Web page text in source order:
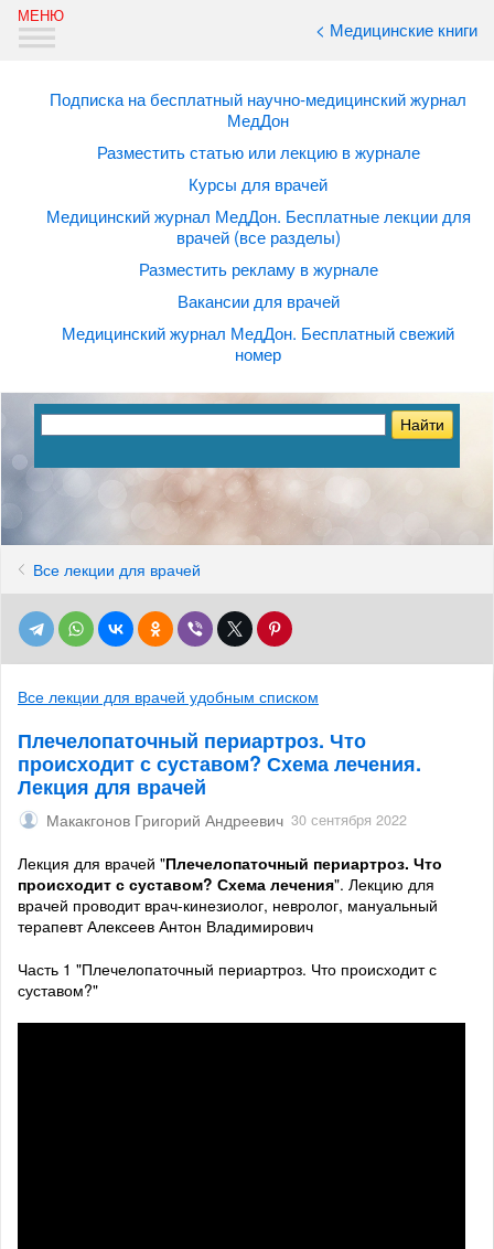
< Медицинские книги
Подписка на бесплатный научно-медицинский журнал
МедДон
Разместить статью или лекцию в журнале
Курсы для врачей
Медицинский журнал МедДон. Бесплатные лекции для
врачей (все разделы)
Разместить рекламу в журнале
Вакансии для врачей
Медицинский журнал МедДон. Бесплатный свежий
номер
Все лекции для врачей
Все лекции для врачей удобным списком
Плечелопаточный периартроз. Что
происходит с суставом? Схема лечения.
Лекция для врачей
Макакгонов Григорий Андреевич 30 сентября 2022
Лекция для врачей "Плечелопаточный периартроз. Что
происходит с суставом? Схема лечения". Лекцию для
врачей проводит врач-кинезиолог, невролог, мануальный
терапевт Алексеев Антон Владимирович
Часть 1 "Плечелопаточный периартроз. Что происходит с
суставом?"